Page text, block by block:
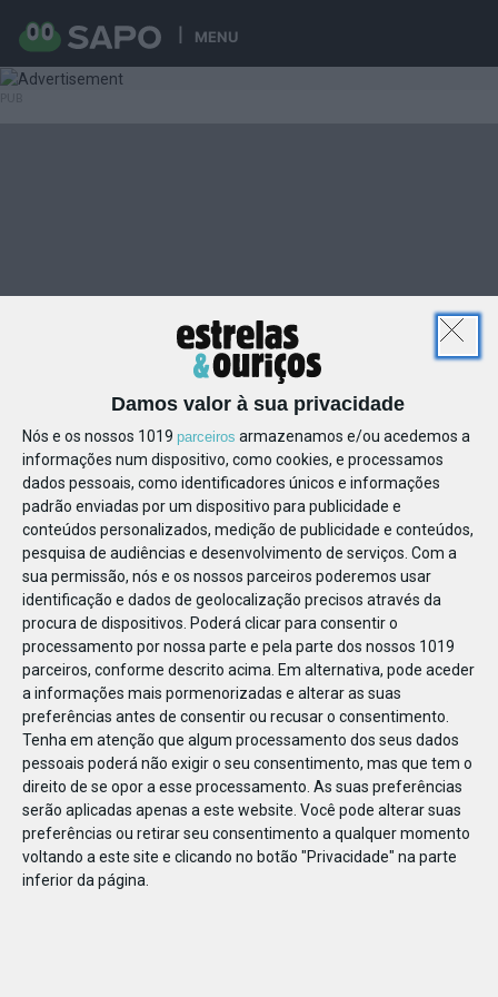
MENU
Damos valor à sua privacidade
Nós e os nossos 1019 parceiros armazenamos e/ou acedemos a
informações num dispositivo, como cookies, e processamos
dados pessoais, como identificadores únicos e informações
padrão enviadas por um dispositivo para publicidade e
conteúdos personalizados, medição de publicidade e conteúdos,
pesquisa de audiências e desenvolvimento de serviços. Com a
sua permissão, nós e os nossos parceiros poderemos usar
identificação e dados de geolocalização precisos através da
procura de dispositivos. Poderá clicar para consentir o
processamento por nossa parte e pela parte dos nossos 1019
parceiros, conforme descrito acima. Em alternativa, pode aceder
a informações mais pormenorizadas e alterar as suas
preferências antes de consentir ou recusar o consentimento.
Tenha em atenção que algum processamento dos seus dados
pessoais poderá não exigir o seu consentimento, mas que tem o
direito de se opor a esse processamento. As suas preferências
serão aplicadas apenas a este website. Você pode alterar suas
preferências ou retirar seu consentimento a qualquer momento
voltando a este site e clicando no botão "Privacidade" na parte
inferior da página.
110917130662118